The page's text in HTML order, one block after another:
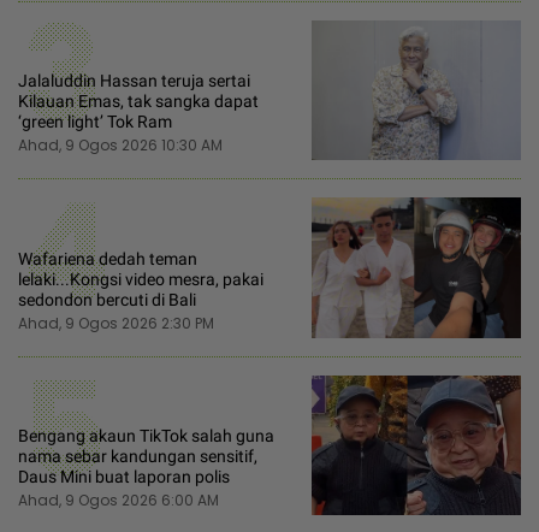
3
Jalaluddin Hassan teruja sertai
Kilauan Emas, tak sangka dapat
‘green light’ Tok Ram
Ahad, 9 Ogos 2026 10:30 AM
4
Wafariena dedah teman
lelaki...Kongsi video mesra, pakai
sedondon bercuti di Bali
Ahad, 9 Ogos 2026 2:30 PM
5
Bengang akaun TikTok salah guna
nama sebar kandungan sensitif,
Daus Mini buat laporan polis
Ahad, 9 Ogos 2026 6:00 AM